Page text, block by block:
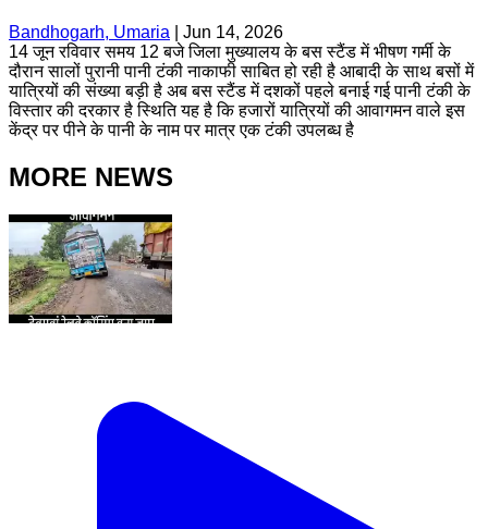
Bandhogarh, Umaria
Jun 14, 2026
14 जून रविवार समय 12 बजे जिला मुख्यालय के बस स्टैंड में भीषण गर्मी के
दौरान सालों पुरानी पानी टंकी नाकाफी साबित हो रही है आबादी के साथ बसों में
यात्रियों की संख्या बड़ी है अब बस स्टैंड में दशकों पहले बनाई गई पानी टंकी के
विस्तार की दरकार है स्थिति यह है कि हजारों यात्रियों की आवागमन वाले इस
केंद्र पर पीने के पानी के नाम पर मात्र एक टंकी उपलब्ध है
MORE NEWS